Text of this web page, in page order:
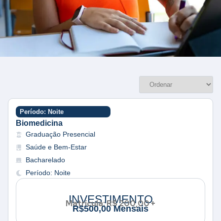
Período: Noite
Biomedicina
Graduação Presencial
Saúde e Bem-Estar
Bacharelado
Período: Noite
INVESTIMENTO
Matrícula: R$ 200,00 +
R$500,00 Mensais